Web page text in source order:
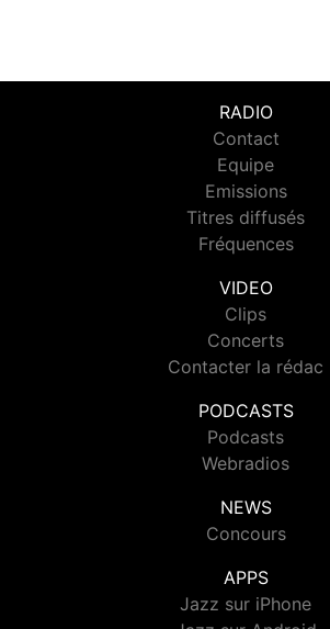
RADIO
Contact
Equipe
Emissions
Titres diffusés
Fréquences
VIDEO
Clips
Concerts
Contacter la rédac
PODCASTS
Podcasts
Webradios
NEWS
Concours
APPS
Jazz sur iPhone